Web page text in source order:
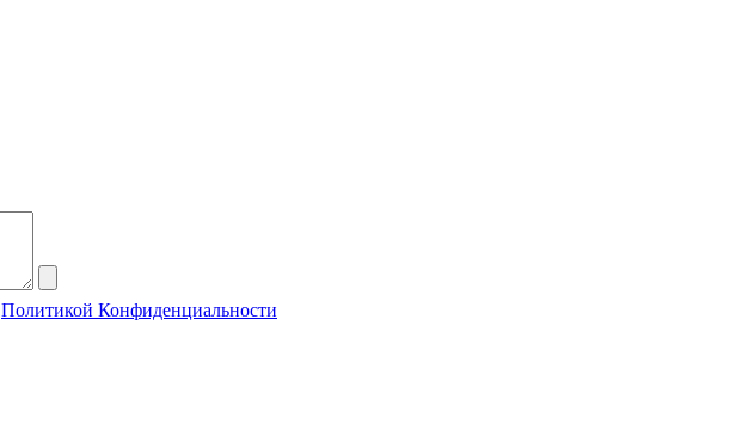
Политикой Конфиденциальности